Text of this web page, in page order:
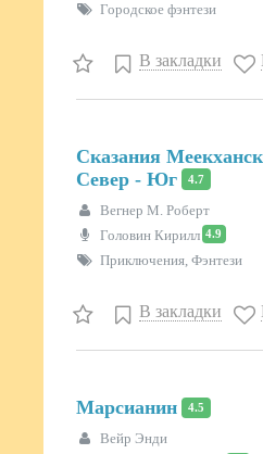
Городское фэнтези
В закладки
Сказания
Север - Юг
4.7
Вегнер М. Роберт
Головин Кирилл 4.9
Приключения, Фэнтези
В закладки
Марсианин 4.5
Вейр Энди